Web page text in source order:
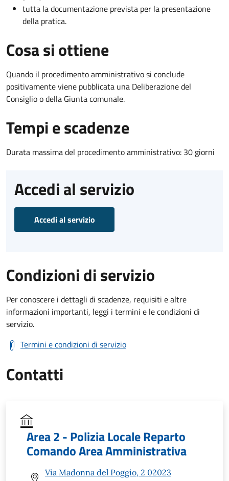
tutta la documentazione prevista per la presentazione
della pratica.
Cosa si ottiene
Quando il procedimento amministrativo si conclude
positivamente viene pubblicata una Deliberazione del
Consiglio o della Giunta comunale.
Tempi e scadenze
Durata massima del procedimento amministrativo: 30 giorni
Accedi al servizio
Accedi al servizio
Condizioni di servizio
Per conoscere i dettagli di scadenze, requisiti e altre
informazioni importanti, leggi i termini e le condizioni di
servizio.
Termini e condizioni di servizio
Contatti
Area 2 - Polizia Locale Reparto
Comando Area Amministrativa
Via Madonna del Poggio, 2 02023